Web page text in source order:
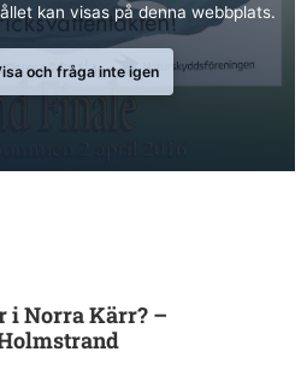
kan visas på denna webbplats.
och fråga inte igen
i Norra Kärr? –